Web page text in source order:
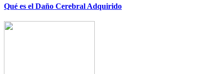
Qué es el Daño Cerebral Adquirido